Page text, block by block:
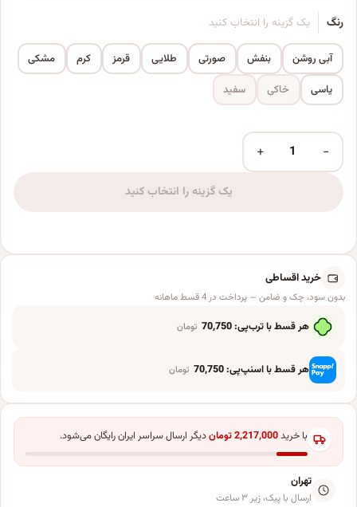
رنگ یک گزینه را انتخاب کنید
آبی روشن بنفش صورتی طلایی قرمز کرم
مشکی
یاسی
خاکی سفید
بادکنک فویلی مدل پاپیون عدد
−
+
یک گزینه را انتخاب کنید
خرید اقساطی
بدون سود، چک و ضامن — پرداخت در 4 قسط ماهانه
هر قسط با ترب‌پی:70,750 تومان
هر قسط با اسنپ‌پی:70,750 تومان
با خرید2,217,000توماندیگر ارسال سراسر ایران رایگان می‌شود.
تهران
ارسال با پیک، زیر ۳ ساعت